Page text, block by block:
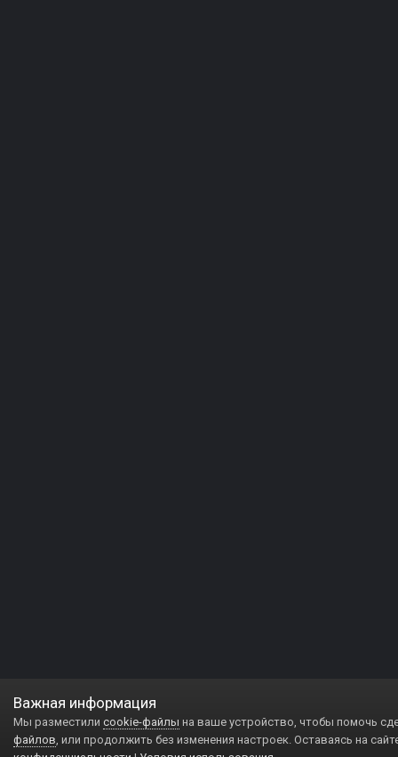
Важная информация
Мы разместили cookie-файлы на ваше устройство, чтобы помочь
файлов, или продолжить без изменения настроек. Оставаясь на